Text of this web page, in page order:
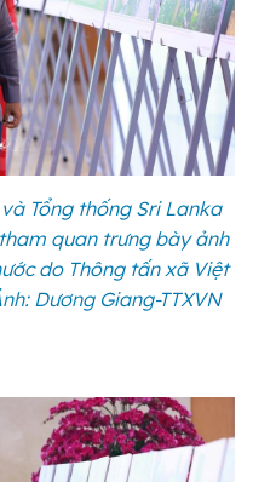
Tổng thống Sri Lanka
quan trưng bày ảnh
do Thông tấn xã Việt
Dương Giang-TTXVN